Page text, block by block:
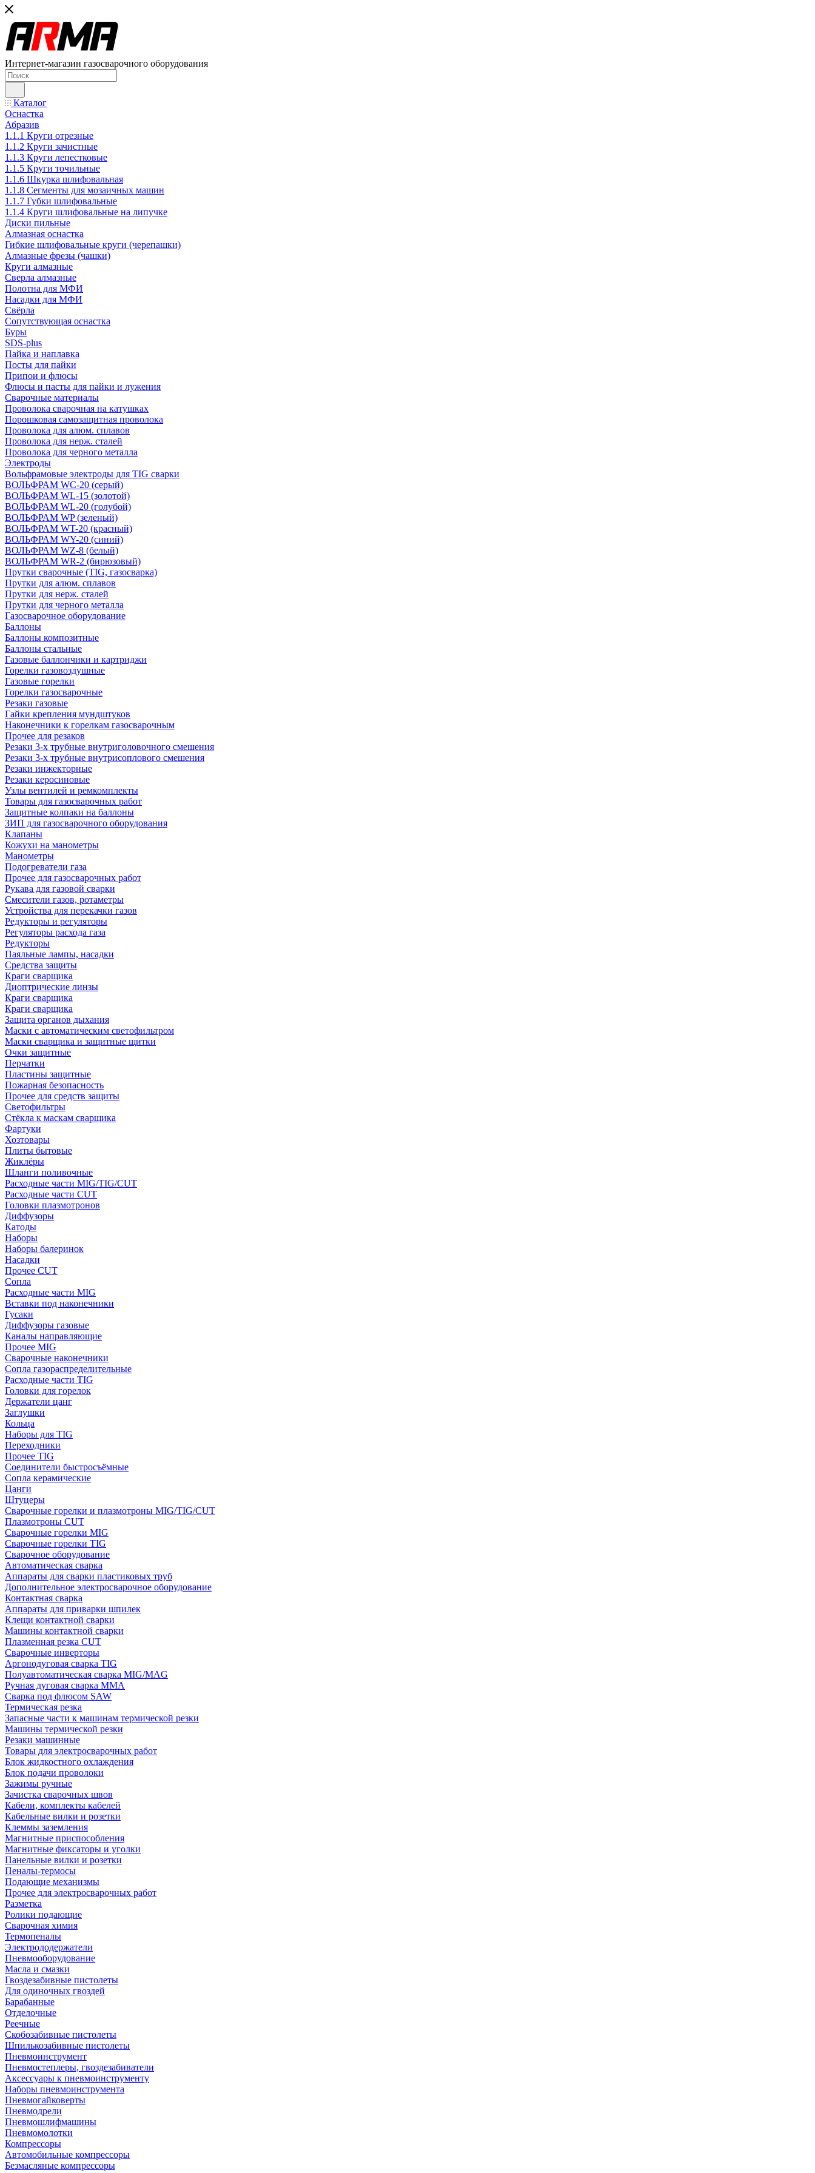
Интернет-магазин газосварочного оборудования
Каталог
Оснастка
Абразив
1.1.1 Круги отрезные
1.1.2 Круги зачистные
1.1.3 Круги лепестковые
1.1.5 Круги точильные
1.1.6 Шкурка шлифовальная
1.1.8 Сегменты для мозаичных машин
1.1.7 Губки шлифовальные
1.1.4 Круги шлифовальные на липучке
Диски пильные
Алмазная оснастка
Гибкие шлифовальные круги (черепашки)
Алмазные фрезы (чашки)
Круги алмазные
Сверла алмазные
Полотна для МФИ
Насадки для МФИ
Свёрла
Сопутствующая оснастка
Буры
SDS-plus
Пайка и наплавка
Посты для пайки
Припои и флюсы
Флюсы и пасты для пайки и лужения
Сварочные материалы
Проволока сварочная на катушках
Порошковая самозащитная проволока
Проволока для алюм. сплавов
Проволока для нерж. сталей
Проволока для черного металла
Электроды
Вольфрамовые электроды для TIG сварки
ВОЛЬФРАМ WC-20 (серый)
ВОЛЬФРАМ WL-15 (золотой)
ВОЛЬФРАМ WL-20 (голубой)
ВОЛЬФРАМ WP (зеленый)
ВОЛЬФРАМ WT-20 (красный)
ВОЛЬФРАМ WY-20 (синий)
ВОЛЬФРАМ WZ-8 (белый)
ВОЛЬФРАМ WR-2 (бирюзовый)
Прутки сварочные (TIG, газосварка)
Прутки для алюм. сплавов
Прутки для нерж. сталей
Прутки для черного металла
Газосварочное оборудование
Баллоны
Баллоны композитные
Баллоны стальные
Газовые баллончики и картриджи
Горелки газовоздушные
Газовые горелки
Горелки газосварочные
Резаки газовые
Гайки крепления мундштуков
Наконечники к горелкам газосварочным
Прочее для резаков
Резаки 3-х трубные внутриголовочного смешения
Резаки 3-х трубные внутрисоплового смешения
Резаки инжекторные
Резаки керосиновые
Узлы вентилей и ремкомплекты
Товары для газосварочных работ
Защитные колпаки на баллоны
ЗИП для газосварочного оборудования
Клапаны
Кожухи на манометры
Манометры
Подогреватели газа
Прочее для газосварочных работ
Рукава для газовой сварки
Смесители газов, ротаметры
Устройства для перекачки газов
Редукторы и регуляторы
Регуляторы расхода газа
Редукторы
Паяльные лампы, насадки
Средства защиты
Краги сварщика
Диоптрические линзы
Краги сварщика
Краги сварщика
Защита органов дыхания
Маски с автоматическим светофильтром
Маски сварщика и защитные щитки
Очки защитные
Перчатки
Пластины защитные
Пожарная безопасность
Прочее для средств защиты
Светофильтры
Стёкла к маскам сварщика
Фартуки
Хозтовары
Плиты бытовые
Жиклёры
Шланги поливочные
Расходные части MIG/TIG/CUT
Расходные части CUT
Головки плазмотронов
Диффузоры
Катоды
Наборы
Наборы балеринок
Насадки
Прочее CUT
Сопла
Расходные части MIG
Вставки под наконечники
Гусаки
Диффузоры газовые
Каналы направляющие
Прочее MIG
Сварочные наконечники
Сопла газораспределительные
Расходные части TIG
Головки для горелок
Держатели цанг
Заглушки
Кольца
Наборы для TIG
Переходники
Прочее TIG
Соединители быстросъёмные
Сопла керамические
Цанги
Штуцеры
Сварочные горелки и плазмотроны MIG/TIG/CUT
Плазмотроны CUT
Сварочные горелки MIG
Сварочные горелки TIG
Сварочное оборудование
Автоматическая сварка
Аппараты для сварки пластиковых труб
Дополнительное электросварочное оборудование
Контактная сварка
Аппараты для приварки шпилек
Клещи контактной сварки
Машины контактной сварки
Плазменная резка CUT
Сварочные инверторы
Аргонодуговая сварка TIG
Полуавтоматическая сварка MIG/MAG
Ручная дуговая сварка MMA
Сварка под флюсом SAW
Термическая резка
Запасные части к машинам термической резки
Машины термической резки
Резаки машинные
Товары для электросварочных работ
Блок жидкостного охлаждения
Блок подачи проволоки
Зажимы ручные
Зачистка сварочных швов
Кабели, комплекты кабелей
Кабельные вилки и розетки
Клеммы заземления
Магнитные приспособления
Магнитные фиксаторы и уголки
Панельные вилки и розетки
Пеналы-термосы
Подающие механизмы
Прочее для электросварочных работ
Разметка
Ролики подающие
Сварочная химия
Термопеналы
Электрододержатели
Пневмооборудование
Масла и смазки
Гвоздезабивные пистолеты
Для одиночных гвоздей
Барабанные
Отделочные
Реечные
Скобозабивные пистолеты
Шпилькозабивные пистолеты
Пневмоинструмент
Пневмостеплеры, гвоздезабиватели
Аксессуары к пневмоинструменту
Наборы пневмоинструмента
Пневмогайковерты
Пневмодрели
Пневмошлифмашины
Пневмомолотки
Компрессоры
Автомобильные компрессоры
Безмасляные компрессоры